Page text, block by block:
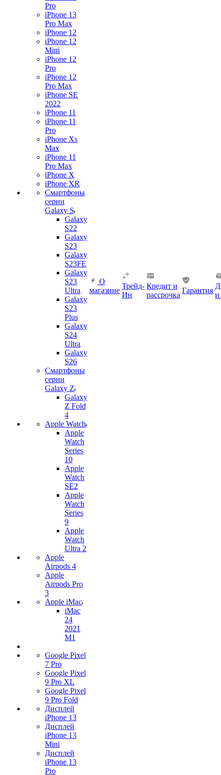
Pro
iPhone 13
Pro Max
iPhone 12
iPhone 12
Mini
iPhone 12
Pro
iPhone 12
Pro Max
iPhone SE
2022
iPhone 11
iPhone 11
Pro
iPhone Xs
Max
iPhone 11
Pro Max
iPhone X
iPhone XR
Смартфоны
серии
Galaxy S
Galaxy
S22
Galaxy
S23
Galaxy
S23FE
Galaxy
S23
Ultra
Galaxy
S23
Plus
Galaxy
S24
Ultra
Galaxy
S26
Смартфоны
серии
Galaxy Z
Galaxy
Z Fold
4
Apple Watch
Apple
Watch
Series
10
Apple
Watch
SE2
Apple
Watch
Series
9
Apple
Watch
Ultra 2
Apple
Airpods 4
Apple
Airpods Pro
3
Apple iMac
iMac
24
2021
M1
Google Pixel
7 Pro
Google Pixel
9 Pro XL
Google Pixel
9 Pro Fold
Дисплей
iPhone 13
Дисплей
iPhone 13
Mini
Дисплей
iPhone 13
Pro
О
магазине
Трейд-
Ин
Кредит и
рассрочка
Гарантия
и